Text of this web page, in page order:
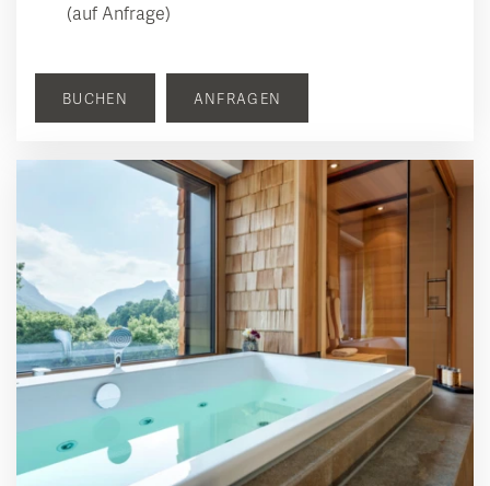
(auf Anfrage)
BUCHEN ANFRAGEN